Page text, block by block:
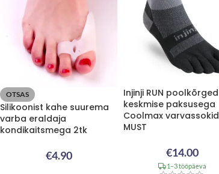
OTSAS
Silikoonist kahe suurema
varba eraldaja
kondikaitsmega 2tk
€4.90
Injinji RUN poolkõrged
keskmise paksusega
Coolmax varvassokid
MUST
€14.00
1–3 tööpäeva